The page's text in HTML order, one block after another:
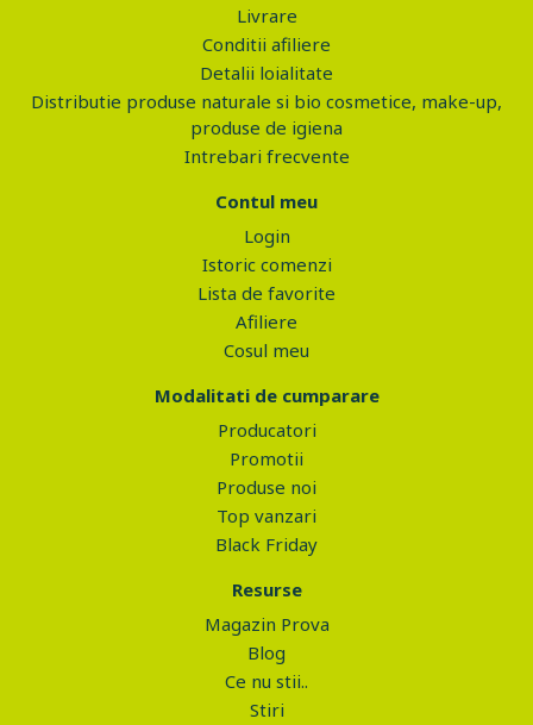
Livrare
Conditii afiliere
Detalii loialitate
Distributie produse naturale si bio cosmetice, make-up,
produse de igiena
Intrebari frecvente
Contul meu
Login
Istoric comenzi
Lista de favorite
Afiliere
Cosul meu
Modalitati de cumparare
Producatori
Promotii
Produse noi
Top vanzari
Black Friday
Resurse
Magazin Prova
Blog
Ce nu stii..
Stiri